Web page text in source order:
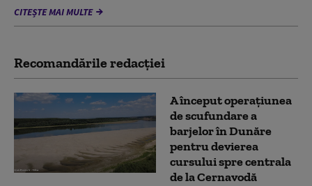
CITEȘTE MAI MULTE
Recomandările redacţiei
A început operațiunea
de scufundare a
barjelor în Dunăre
pentru devierea
cursului spre centrala
de la Cernavodă